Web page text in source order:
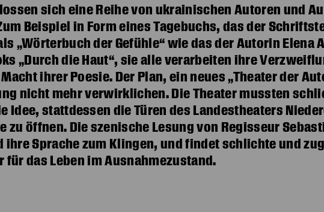
sich eine Reihe von ukrainischen Autoren und
Beispiel in Form eines Tagebuchs, das der
„Wörterbuch der Gefühle“ wie das der Autorin Elena
„Durch die Haut“, sie alle verarbeiten ihre
ihrer Poesie. Der Plan, ein neues „Theater der
nicht mehr verwirklichen. Die Theater mussten
Idee, stattdessen die Türen des Landestheaters
öffnen. Die szenische Lesung von Regisseur
Sprache zum Klingen, und findet schlichte und
für das Leben im Ausnahmezustand.